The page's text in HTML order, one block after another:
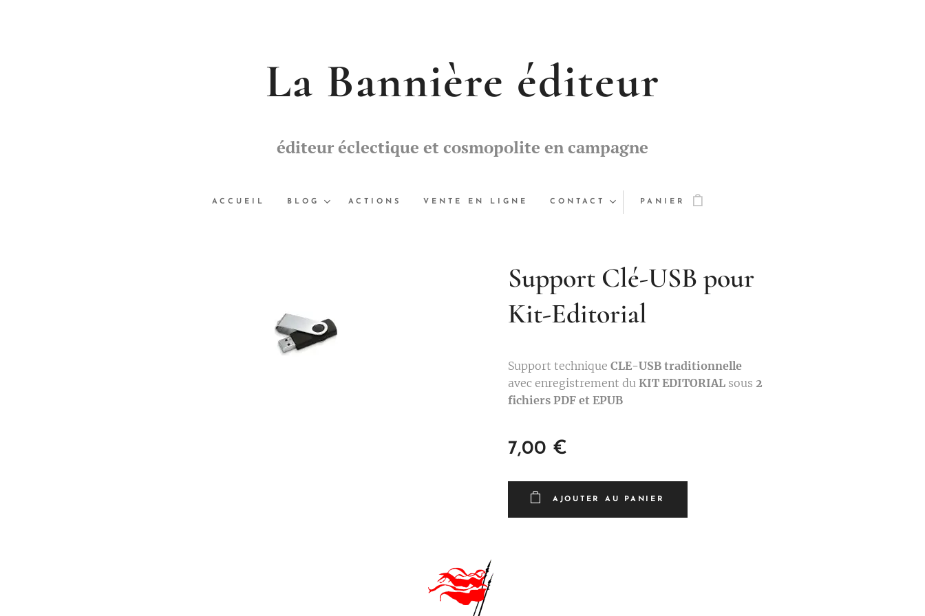
La Bannière éditeur
éditeur éclectique et cosmopolite en campagne
ACCUEIL BLOG ACTIONS VENTE EN LIGNE CONTACT PANIER
Support Clé-USB pour
Kit-Editorial
Support technique CLE-USB traditionnelle
avec enregistrement du KIT EDITORIAL sous 2
fichiers PDF et EPUB
7,00 €
AJOUTER AU PANIER